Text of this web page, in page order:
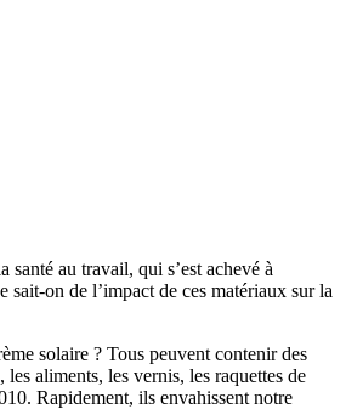
au travail, qui s’est achevé à
sait-on de l’impact de ces matériaux sur la
solaire ? Tous peuvent contenir des
aliments, les vernis, les raquettes de
Rapidement, ils envahissent notre